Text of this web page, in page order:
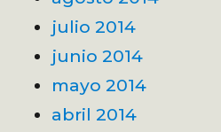
julio 2014
junio 2014
mayo 2014
abril 2014